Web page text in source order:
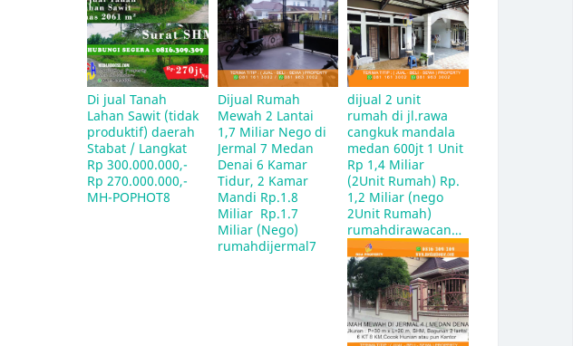
Di jual Tanah
Lahan Sawit (tidak
produktif) daerah
Stabat / Langkat
Rp 300.000.000,-
Rp 270.000.000,-
MH-POPHOT8
Dijual Rumah
Mewah 2 Lantai
1,7 Miliar Nego di
Jermal 7 Medan
Denai 6 Kamar
Tidur, 2 Kamar
Mandi Rp.1.8
Miliar  Rp.1.7
Miliar (Nego)
rumahdijermal7
dijual 2 unit
rumah di jl.rawa
cangkuk mandala
medan 600jt 1 Unit
Rp 1,4 Miliar
(2Unit Rumah) Rp.
1,2 Miliar (nego
2Unit Rumah)
rumahdirawacangkukmandala